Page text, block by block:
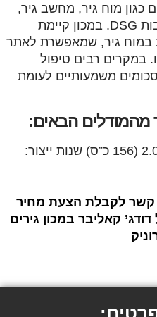
כגון מוח גיר, מחשב גיר,
סולנואידים ומכטרוניקס בתיבות DSG. במכון קיימת
במוח גיר, שמאפשרת לאתר
במקרים רבים טיפול
משמעותיים לעומת
מהמודלים הבאים:
דודג’ קאליבר SE/SXT אוט’ 2.0 (156 כ”ס) שנות ייצור:
קשר לקבלת הצעת מחיר
קאליבר במכון גירים